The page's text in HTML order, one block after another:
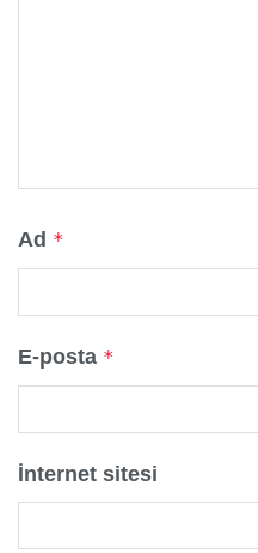
Ad *
E-posta *
İnternet sitesi